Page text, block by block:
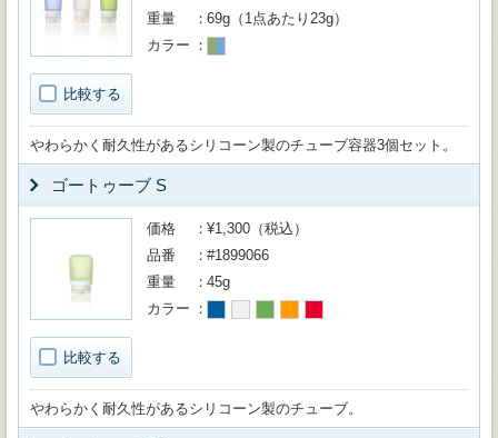
比較する
重量
69g（1点あたり23g）
カラー
やわらかく耐久性があるシリコーン製のチューブ容器3個セット。
ゴートゥーブ S
比較する
価格
¥1,300（税込）
品番
#1899066
重量
45g
カラー
やわらかく耐久性があるシリコーン製のチューブ。